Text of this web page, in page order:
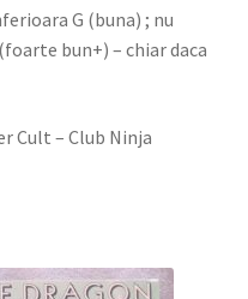
G (buna) ; nu
bun+) – chiar daca
Cult – Club Ninja